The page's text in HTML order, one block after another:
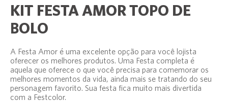
KIT FESTA AMOR TOPO DE
BOLO
A Festa Amor é uma excelente opção para você lojista
oferecer os melhores produtos. Uma Festa completa é
aquela que oferece o que você precisa para comemorar os
melhores momentos da vida, ainda mais se tratando do seu
personagem favorito. Sua festa fica muito mais divertida
com a Festcolor.